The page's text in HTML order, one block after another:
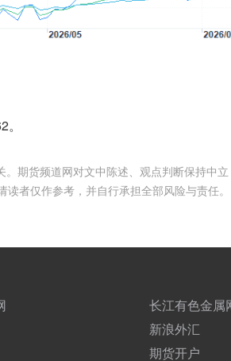
期货频道网对文中陈述、观点判断保持中
者仅作参考，并自行承担全部风险与责任。
长江有色金属
新浪外汇
期货开户